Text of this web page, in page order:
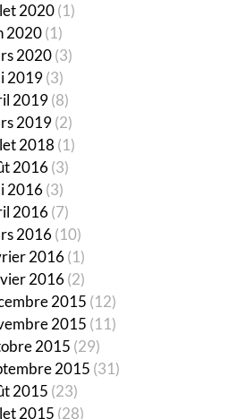
2020(1)
2020(1)
2020(3)
2019(3)
2019(8)
2019(2)
2018 (1)
2016(3)
2016(3)
2016(7)
2016(10)
2016(1)
2016(2)
2015 (12)
2015 (11)
2015 (29)
2015 (31)
2015 (23)
2015 (28)